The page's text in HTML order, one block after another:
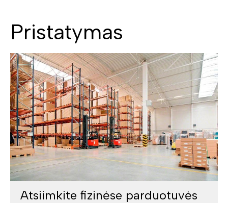
Pristatymas
Atsiimkite fizinėse parduotuvės